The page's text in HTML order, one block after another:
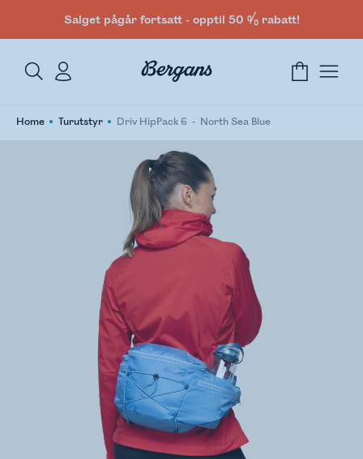
Salget pågår fortsatt - opptil 50 % rabatt!
Home Turutstyr Driv HipPack 6 North Sea Blue